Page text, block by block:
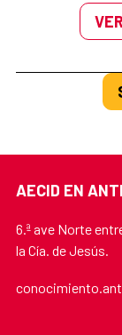
AECID EN
6.ª ave Norte
la Cía. de Jesús.